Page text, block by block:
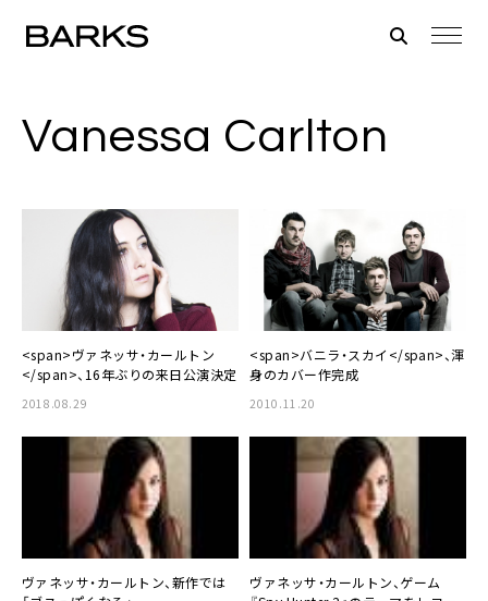
Vanessa Carlton
<span>ヴァネッサ・カールトン
</span>、16年ぶりの来日公演決定
2018.08.29
<span>バニラ・スカイ</span>、渾
身のカバー作完成
2010.11.20
ヴァネッサ・カールトン、新作では
ヴァネッサ・カールトン、ゲーム